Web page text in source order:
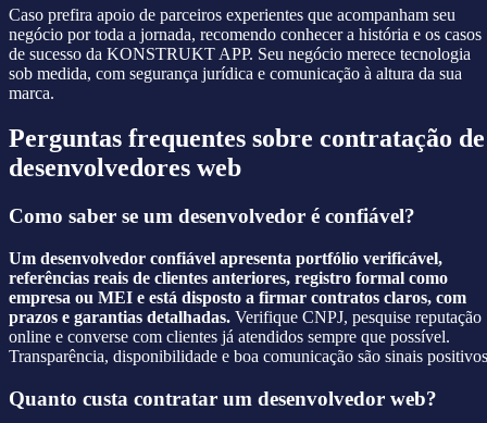
Caso prefira apoio de parceiros experientes que acompanham seu
negócio por toda a jornada, recomendo conhecer a história e os casos
de sucesso da KONSTRUKT APP. Seu negócio merece tecnologia
sob medida, com segurança jurídica e comunicação à altura da sua
marca.
Perguntas frequentes sobre contratação de
desenvolvedores web
Como saber se um desenvolvedor é confiável?
Um desenvolvedor confiável apresenta portfólio verificável,
referências reais de clientes anteriores, registro formal como
empresa ou MEI e está disposto a firmar contratos claros, com
prazos e garantias detalhadas. Verifique CNPJ, pesquise reputação
online e converse com clientes já atendidos sempre que possível.
Transparência, disponibilidade e boa comunicação são sinais
Quanto custa contratar um desenvolvedor web?